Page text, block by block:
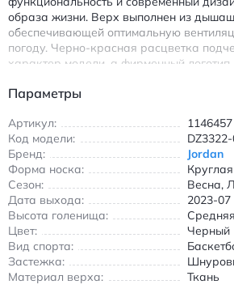
образа жизни. Верх выполнен из
обеспечивающей оптимальную
погоду. Черно-красная расцветка
характер модели, а фирменный логотип
Особенности:
Амортизирующая подошва для
нагрузок при беге и прыжках
Износостойкие вставки в зонах
Средняя высота голенища для
голеностопа
Шнуровка с регулируемой
Универсальная модель подходит для
повседневной носки. Прочная
материалы обеспечивают долговечность
Параметры
Артикул:
1146457
Код модели:
Бренд:
Jordan
Форма носка:
Круглая
Сезон:
Весна,
Дата выхода:
2023-07
Высота голенища:
Средняя
Цвет:
Черный
Вид спорта:
Застежка:
Материал верха:
Ткань